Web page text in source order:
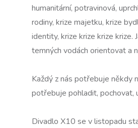
humanitární, potravinová,
rodiny, krize majetku, krize
identity, krize krize krize krize.
temných vodách orientovat a
Každý z nás potřebuje někdy
potřebuje pohladit, pochovat,
Divadlo X10 se v listopadu